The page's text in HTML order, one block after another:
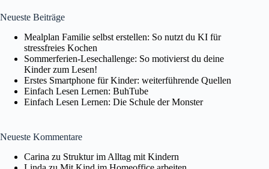
Neueste Beiträge
Mealplan Familie selbst erstellen: So nutzt du KI für
stressfreies Kochen
Sommerferien-Lesechallenge: So motivierst du deine
Kinder zum Lesen!
Erstes Smartphone für Kinder: weiterführende Quellen
Einfach Lesen Lernen: BuhTube
Einfach Lesen Lernen: Die Schule der Monster
Neueste Kommentare
Carina zu Struktur im Alltag mit Kindern